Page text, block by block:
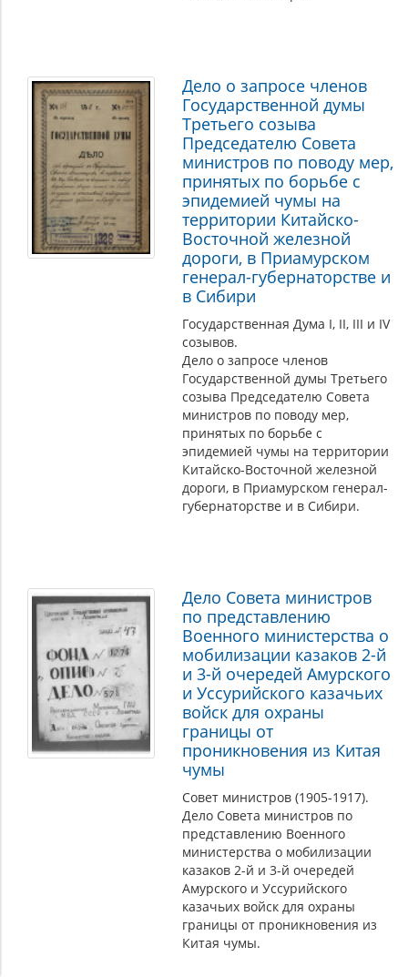
Дело о запросе членов
Государственной думы
Третьего созыва
Председателю Совета
министров по поводу мер,
принятых по борьбе с
эпидемией чумы на
территории Китайско-
Восточной железной
дороги, в Приамурском
генерал-губернаторстве и
в Сибири
Государственная Дума I, II, III и IV
созывов.
Дело о запросе членов
Государственной думы Третьего
созыва Председателю Совета
министров по поводу мер,
принятых по борьбе с
эпидемией чумы на территории
Китайско-Восточной железной
дороги, в Приамурском генерал-
губернаторстве и в Сибири.
Дело Совета министров
по представлению
Военного министерства о
мобилизации казаков 2-й
и 3-й очередей Амурского
и Уссурийского казачьих
войск для охраны
границы от
проникновения из Китая
чумы
Совет министров (1905-1917).
Дело Совета министров по
представлению Военного
министерства о мобилизации
казаков 2-й и 3-й очередей
Амурского и Уссурийского
казачьих войск для охраны
границы от проникновения из
Китая чумы.